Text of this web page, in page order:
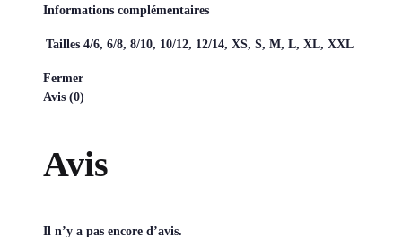
Informations complémentaires
Tailles 4/6, 6/8, 8/10, 10/12, 12/14, XS, S, M, L, XL, XXL
Fermer
Avis (0)
Avis
Il n’y a pas encore d’avis.